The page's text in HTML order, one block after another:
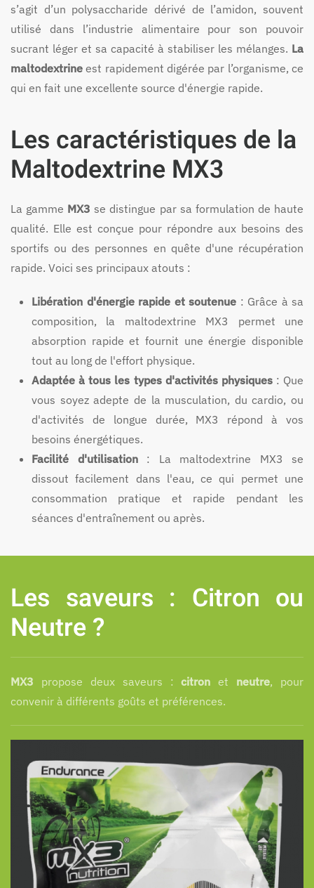
s’agit d’un polysaccharide dérivé de l’amidon, souvent
utilisé dans l’industrie alimentaire pour son pouvoir
sucrant léger et sa capacité à stabiliser les mélanges. La
maltodextrine est rapidement digérée par l’organisme, ce
qui en fait une excellente source d'énergie rapide.
Les caractéristiques de la
Maltodextrine MX3
La gamme MX3 se distingue par sa formulation de haute
qualité. Elle est conçue pour répondre aux besoins des
sportifs ou des personnes en quête d'une récupération
rapide. Voici ses principaux atouts :
Libération d'énergie rapide et soutenue : Grâce à sa
composition, la maltodextrine MX3 permet une
absorption rapide et fournit une énergie disponible
tout au long de l'effort physique.
Adaptée à tous les types d'activités physiques: Que
vous soyez adepte de la musculation, du cardio, ou
d'activités de longue durée, MX3 répond à vos
besoins énergétiques.
Facilité d'utilisation: La maltodextrine MX3 se
dissout facilement dans l'eau, ce qui permet une
consommation pratique et rapide pendant les
séances d'entraînement ou après.
Les saveurs : Citron ou
Neutre ?
MX3 propose deux saveurs :citron et neutre, pour
convenir à différents goûts et préférences.